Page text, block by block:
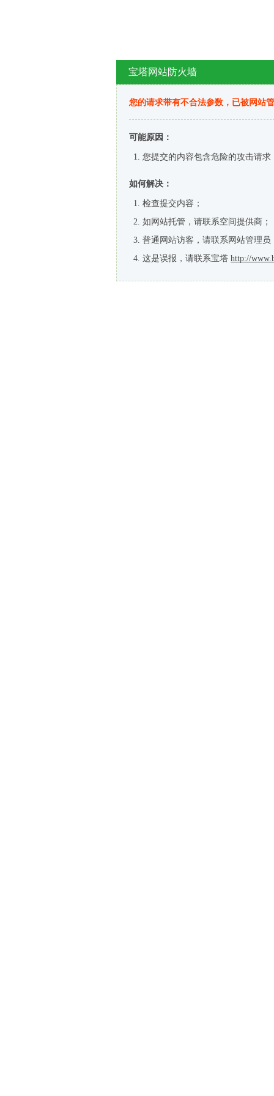
宝塔网站防火墙
您的请求带有不合法参数，已被网站
可能原因：
您提交的内容包含危险的攻击请求
如何解决：
检查提交内容；
如网站托管，请联系空间提供商；
普通网站访客，请联系网站管理员
这是误报，请联系宝塔 http://